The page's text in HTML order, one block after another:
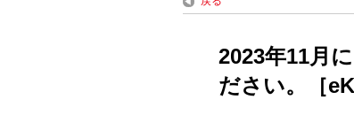
2023年11月
ださい。［